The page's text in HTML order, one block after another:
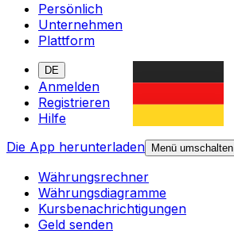
Persönlich
Unternehmen
Plattform
DE
Anmelden
Registrieren
Hilfe
Die App herunterladen
Menü umschalten
Währungsrechner
Währungsdiagramme
Kursbenachrichtigungen
Geld senden